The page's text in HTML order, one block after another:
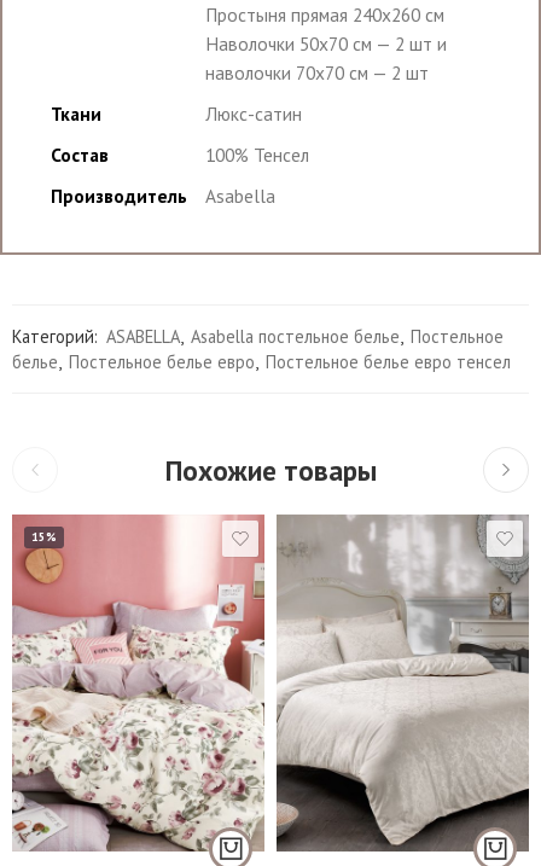
Простыня прямая 240х260 см
Наволочки 50х70 см — 2 шт и
наволочки 70х70 см — 2 шт
Ткани
Люкс-сатин
Состав
100% Тенсел
Производитель
Asabella
Категорий: ASABELLA, Asabella постельное белье, Постельное
белье, Постельное белье евро, Постельное белье евро тенсел
Похожие товары
15%
Евро Евро стандарт